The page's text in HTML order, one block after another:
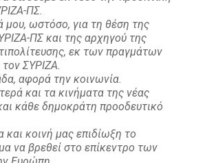
ΠΣ.
ωστόσο, για τη θέση της
ΠΣ και της αρχηγού της
εκ των πραγμάτων
ΣΥΡΙΖΑ.
αφορά την κοινωνία.
και τα κινήματα της νέας
κάθε δημοκράτη προοδευτικό
κοινή μας επιδίωξη το
να βρεθεί στο επίκεντρο των